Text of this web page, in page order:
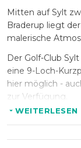
Mitten auf Sylt
Braderup liegt
malerische
Der Golf-Club
eine 9-Loch-
hier möglich -
zur Verfügung.
Steffen's
geschäftliche
WEITERLESEN